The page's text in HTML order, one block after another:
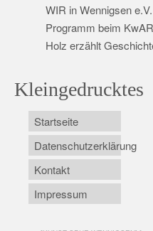
WIR in Wennigsen
Programm beim
Holz erzählt
Kleingedrucktes
Startseite
Datenschutzerklärung
Kontakt
Impressum